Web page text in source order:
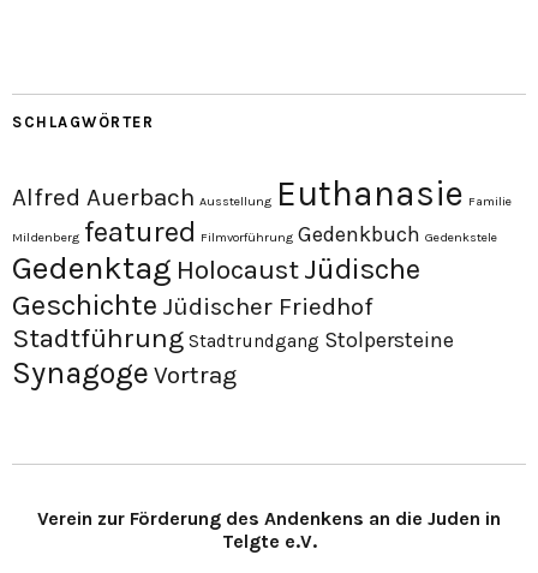
SCHLAGWÖRTER
Alfred Auerbach Ausstellung Euthanasie Familie
Mildenberg featured Filmvorführung Gedenkbuch Gedenkstele
Gedenktag HolocaustJüdische
Geschichte Jüdischer Friedhof
Stadtführung Stadtrundgang Stolpersteine
Synagoge Vortrag
Verein zur Förderung des Andenkens an die Juden in
Telgte e.V.